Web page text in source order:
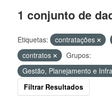
1 conjunto de
Etiquetas: contratações
contratos
Grupos:
Gestão, Planejamento e
Filtrar Resultados